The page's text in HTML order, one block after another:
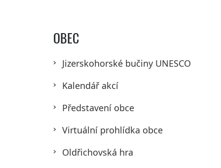
OBEC
Jizerskohorské bučiny UNESCO
Kalendář akcí
Představení obce
Virtuální prohlídka obce
Oldřichovská hra